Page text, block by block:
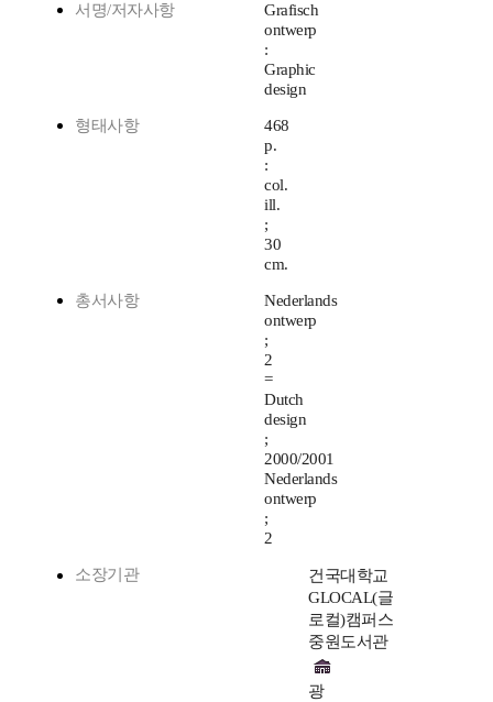
서명/저자사항
Grafisch
ontwerp
:
Graphic
design
형태사항
468
p.
:
col.
ill.
;
30
cm.
총서사항
Nederlands
ontwerp
;
2
=
Dutch
design
;
2000/2001
Nederlands
ontwerp
;
2
소장기관
건국대학교
GLOCAL(글
로컬)캠퍼스
중원도서관
광